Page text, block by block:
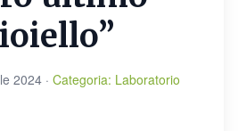
2024 · Categoria: Laboratorio